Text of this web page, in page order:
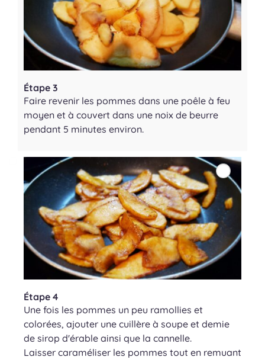
Étape 3
Faire revenir les pommes dans une poêle à feu
moyen et à couvert dans une noix de beurre
pendant 5 minutes environ.
Étape 4
Une fois les pommes un peu ramollies et
colorées, ajouter une cuillère à soupe et demie
de sirop d'érable ainsi que la cannelle.
Laisser caraméliser les pommes tout en remuant